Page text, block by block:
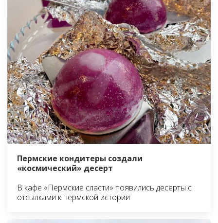
Пермские кондитеры создали
«космический» десерт
В кафе «Пермские сласти» появились десерты с
отсылками к пермской истории